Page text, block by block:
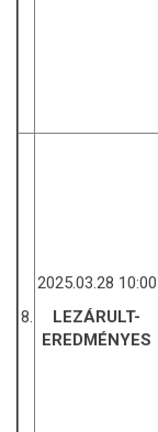
8.
2025.03.28 10:00
LEZÁRULT-
EREDMÉNYES